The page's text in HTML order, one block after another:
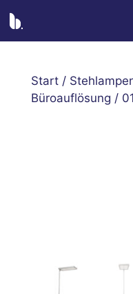
Inhalt
springen
Start /
Büroauflösung /